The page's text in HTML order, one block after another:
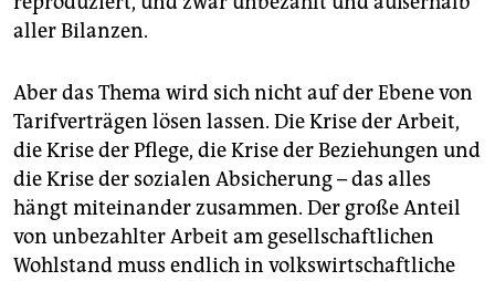
aller Bilanzen.
Aber das Thema wird sich nicht auf der Ebene von
Tarifverträgen lösen lassen. Die Krise der Arbeit,
die Krise der Pflege, die Krise der Beziehungen und
die Krise der sozialen Absicherung – das alles
hängt miteinander zusammen. Der große Anteil
von unbezahlter Arbeit am gesellschaftlichen
Wohlstand muss endlich in volkswirtschaftliche